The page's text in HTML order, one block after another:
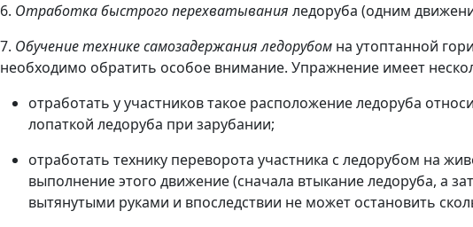
6. Отработка быстрого перехватывания ледоруба (одним
7. Обучение технике самозадержания ледорубом на утоптанной
необходимо обратить особое внимание. Упражнение имеет
отработать у участников такое расположение ледоруба
лопаткой ледоруба при зарубании;
отработать технику переворота участника с ледорубом на
выполнение этого движение (сначала втыкание ледоруба, а
вытянутыми руками и впоследствии не может остановить